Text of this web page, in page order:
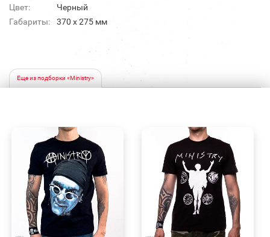
Цвет:
Черный
Габариты:
370 х 275 мм
Еще из подборки «Ministry»